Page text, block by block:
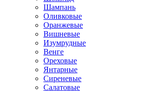
Шампань
Оливковые
Оранжевые
Вишневые
Изумрудные
Венге
Ореховые
Янтарные
Сиреневые
Салатовые